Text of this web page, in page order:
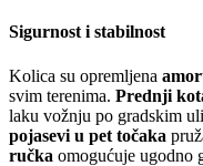
Sigurnost i stabilnost
Kolica su opremljena
svim terenima. Prednji
laku vožnju po gradskim
pojasevi u pet točaka
ručka omogućuje ugodno